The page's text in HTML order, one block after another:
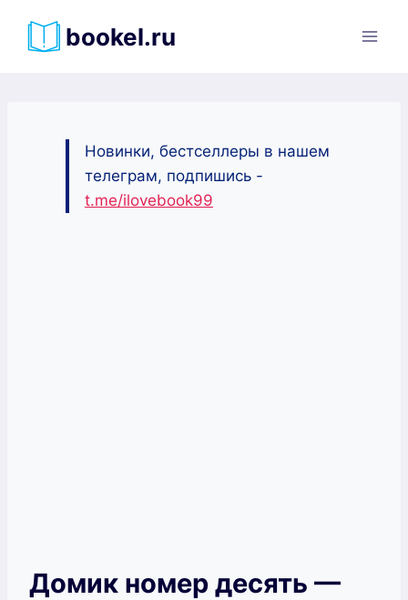
bookel.ru
Новинки, бестселлеры в нашем
телеграм, подпишись -
t.me/ilovebook99
Домик номер десять —